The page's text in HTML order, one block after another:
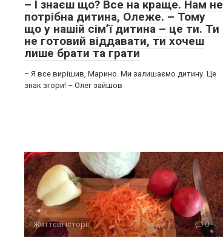
– І знаєш що? Все на краще. Нам не
потрібна дитина, Олеже. – Тому
що у нашій сім’ї дитина – це ти. Ти
не готовий віддавати, ти хочеш
лише брати та грати
– Я все вирішив, Марино. Ми залишаємо дитину. Це
знак згори! – Олег зайшов
Життєві історії 0